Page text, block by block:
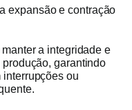
expansão e contração
a integridade e
garantindo
ou